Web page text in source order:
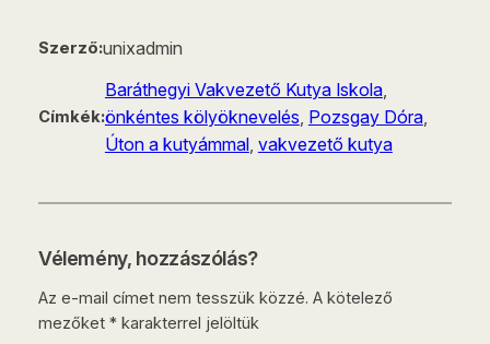
Szerző:unixadmin
Címkék:
Baráthegyi Vakvezető Kutya Iskola
önkéntes kölyöknevelés, Pozsgay Dóra
Úton a kutyámmal, vakvezető kutya
Vélemény, hozzászólás?
Az e-mail címet nem tesszük közzé. A kötelező
mezőket *karakterrel jelöltük